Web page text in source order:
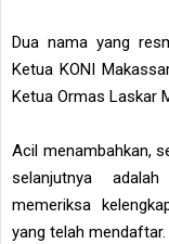
Dua nama yang
Ketua KONI
Ketua Ormas Laskar
Acil menambahkan,
selanjutnya
memeriksa
yang telah mendaftar.